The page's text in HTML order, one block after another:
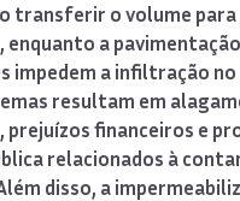
transferir o volume para
enquanto a
impedem a infiltração no
resultam em
financeiros e
relacionados à
disso, a